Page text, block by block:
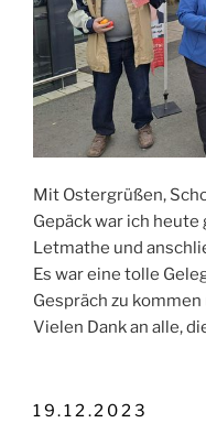
Mit Ostergrüßen,
Gepäck war ich
Letmathe und
Es war eine tolle
Gespräch zu
Vielen Dank an alle,
19.12.2023